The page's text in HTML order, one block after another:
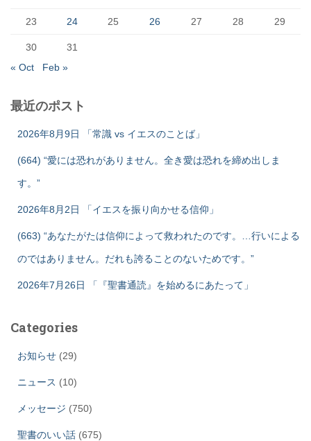
23 24 25 26 27 28 29
30
31
« Oct
Feb »
最近のポスト
2026年8月9日 「常識 vs イエスのことば」
(664) “愛には恐れがありません。全き愛は恐れを締め出しま
す。”
2026年8月2日 「イエスを振り向かせる信仰」
(663) “あなたがたは信仰によって救われたのです。…行いによる
のではありません。だれも誇ることのないためです。”
2026年7月26日 「『聖書通読』を始めるにあたって」
Categories
お知らせ (29)
ニュース (10)
メッセージ (750)
聖書のいい話 (675)